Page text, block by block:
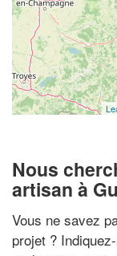
Nous
artisan à
Vous ne savez
projet ?